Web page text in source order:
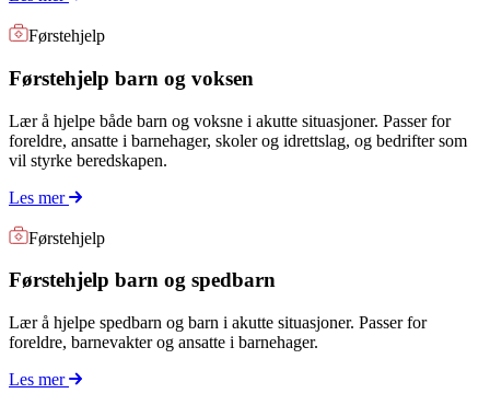
Førstehjelp
Førstehjelp barn og voksen
Lær å hjelpe både barn og voksne i akutte situasjoner. Passer for
foreldre, ansatte i barnehager, skoler og idrettslag, og bedrifter som
vil styrke beredskapen.
Les mer
Førstehjelp
Førstehjelp barn og spedbarn
Lær å hjelpe spedbarn og barn i akutte situasjoner. Passer for
foreldre, barnevakter og ansatte i barnehager.
Les mer